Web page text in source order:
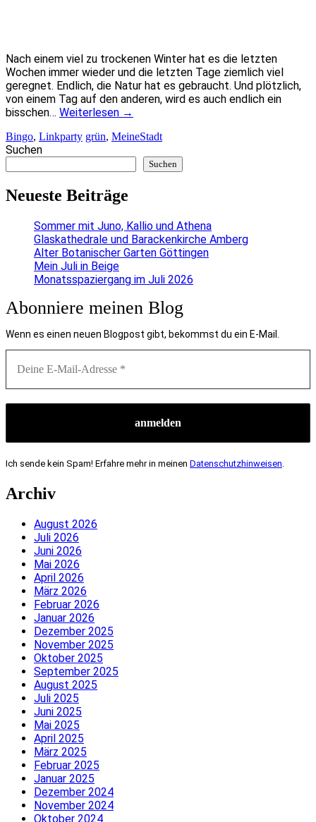
Nach einem viel zu trockenen Winter hat es die letzten
Wochen immer wieder und die letzten Tage ziemlich viel
geregnet. Endlich, die Natur hat es gebraucht. Und plötzlich,
von einem Tag auf den anderen, wird es auch endlich ein
bisschen… Weiterlesen →
Bingo, Linkparty grün, MeineStadt
Suchen
Suchen
Neueste Beiträge
Sommer mit Juno, Kallio und Athena
Glaskathedrale und Barackenkirche Amberg
Alter Botanischer Garten Göttingen
Mein Juli in Beige
Monatsspaziergang im Juli 2026
Abonniere meinen Blog
Wenn es einen neuen Blogpost gibt, bekommst du ein E-Mail.
Ich sende kein Spam! Erfahre mehr in meinen Datenschutzhinweisen.
Archiv
August 2026
Juli 2026
Juni 2026
Mai 2026
April 2026
März 2026
Februar 2026
Januar 2026
Dezember 2025
November 2025
Oktober 2025
September 2025
August 2025
Juli 2025
Juni 2025
Mai 2025
April 2025
März 2025
Februar 2025
Januar 2025
Dezember 2024
November 2024
Oktober 2024